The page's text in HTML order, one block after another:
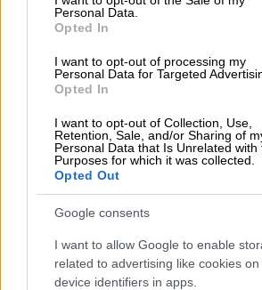
Personal Data.
Opted In
I want to opt-out of processing my
Personal Data for Targeted
Opted In
I want to opt-out of Collection, Use,
Retention, Sale, and/or Sharing of
Personal Data that Is Unrelated with
Purposes for which it was collected.
Opted Out
Google consents
I want to allow Google to enable
related to advertising like cookies
device identifiers in apps.
πραγματοποιούνται για την
εργασιών να εξελίσσεται σε
στο σημείο έχει φτάσει και ο
Πρόκειται για ένα πολύ
στην πόλη, ενώ, όπως
εργασίες γίνονται με
σκαπτικά μηχανήματα δεν
πραγματοποιήσουν
προκειμένου να μην
ατύχημα με τις οβίδες.